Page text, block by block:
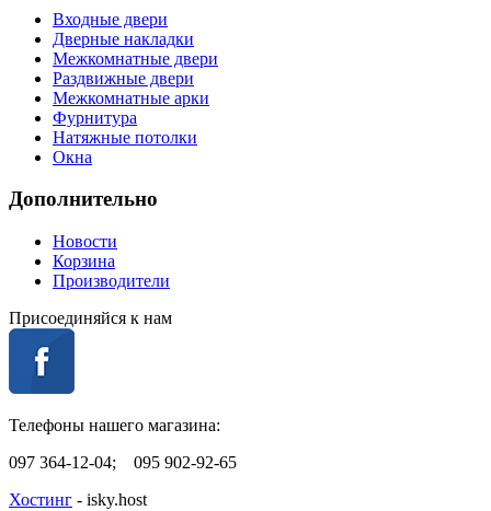
Входные двери
Дверные накладки
Межкомнатные двери
Раздвижные двери
Межкомнатные арки
Фурнитура
Натяжные потолки
Окна
Дополнительно
Новости
Корзина
Производители
Присоединяйся к нам
Телефоны нашего магазина:
097 364-12-04; 095 902-92-65
Хостинг - isky.host